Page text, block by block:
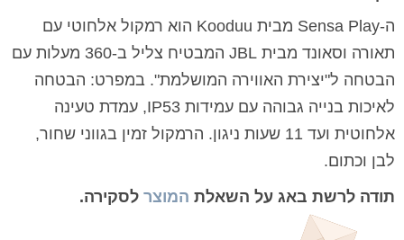
ה-Sensa Play מבית Kooduu הוא רמקול אלחוטי עם
תאורה וסאונד מבית JBL המבטיח צליל ב-360 מעלות עם
הבטחה ל"יצירת האווירה המושלמת". במפרט: הבטחה
לאיכות בנייה גבוהה עם עמידות IP53, עמדת טעינה
אלחוטית ועד 11 שעות ניגון. הרמקול זמין בגווני שחור,
לבן וכתום.
תודה לרשת באג על השאלת המוצר לסקירה.